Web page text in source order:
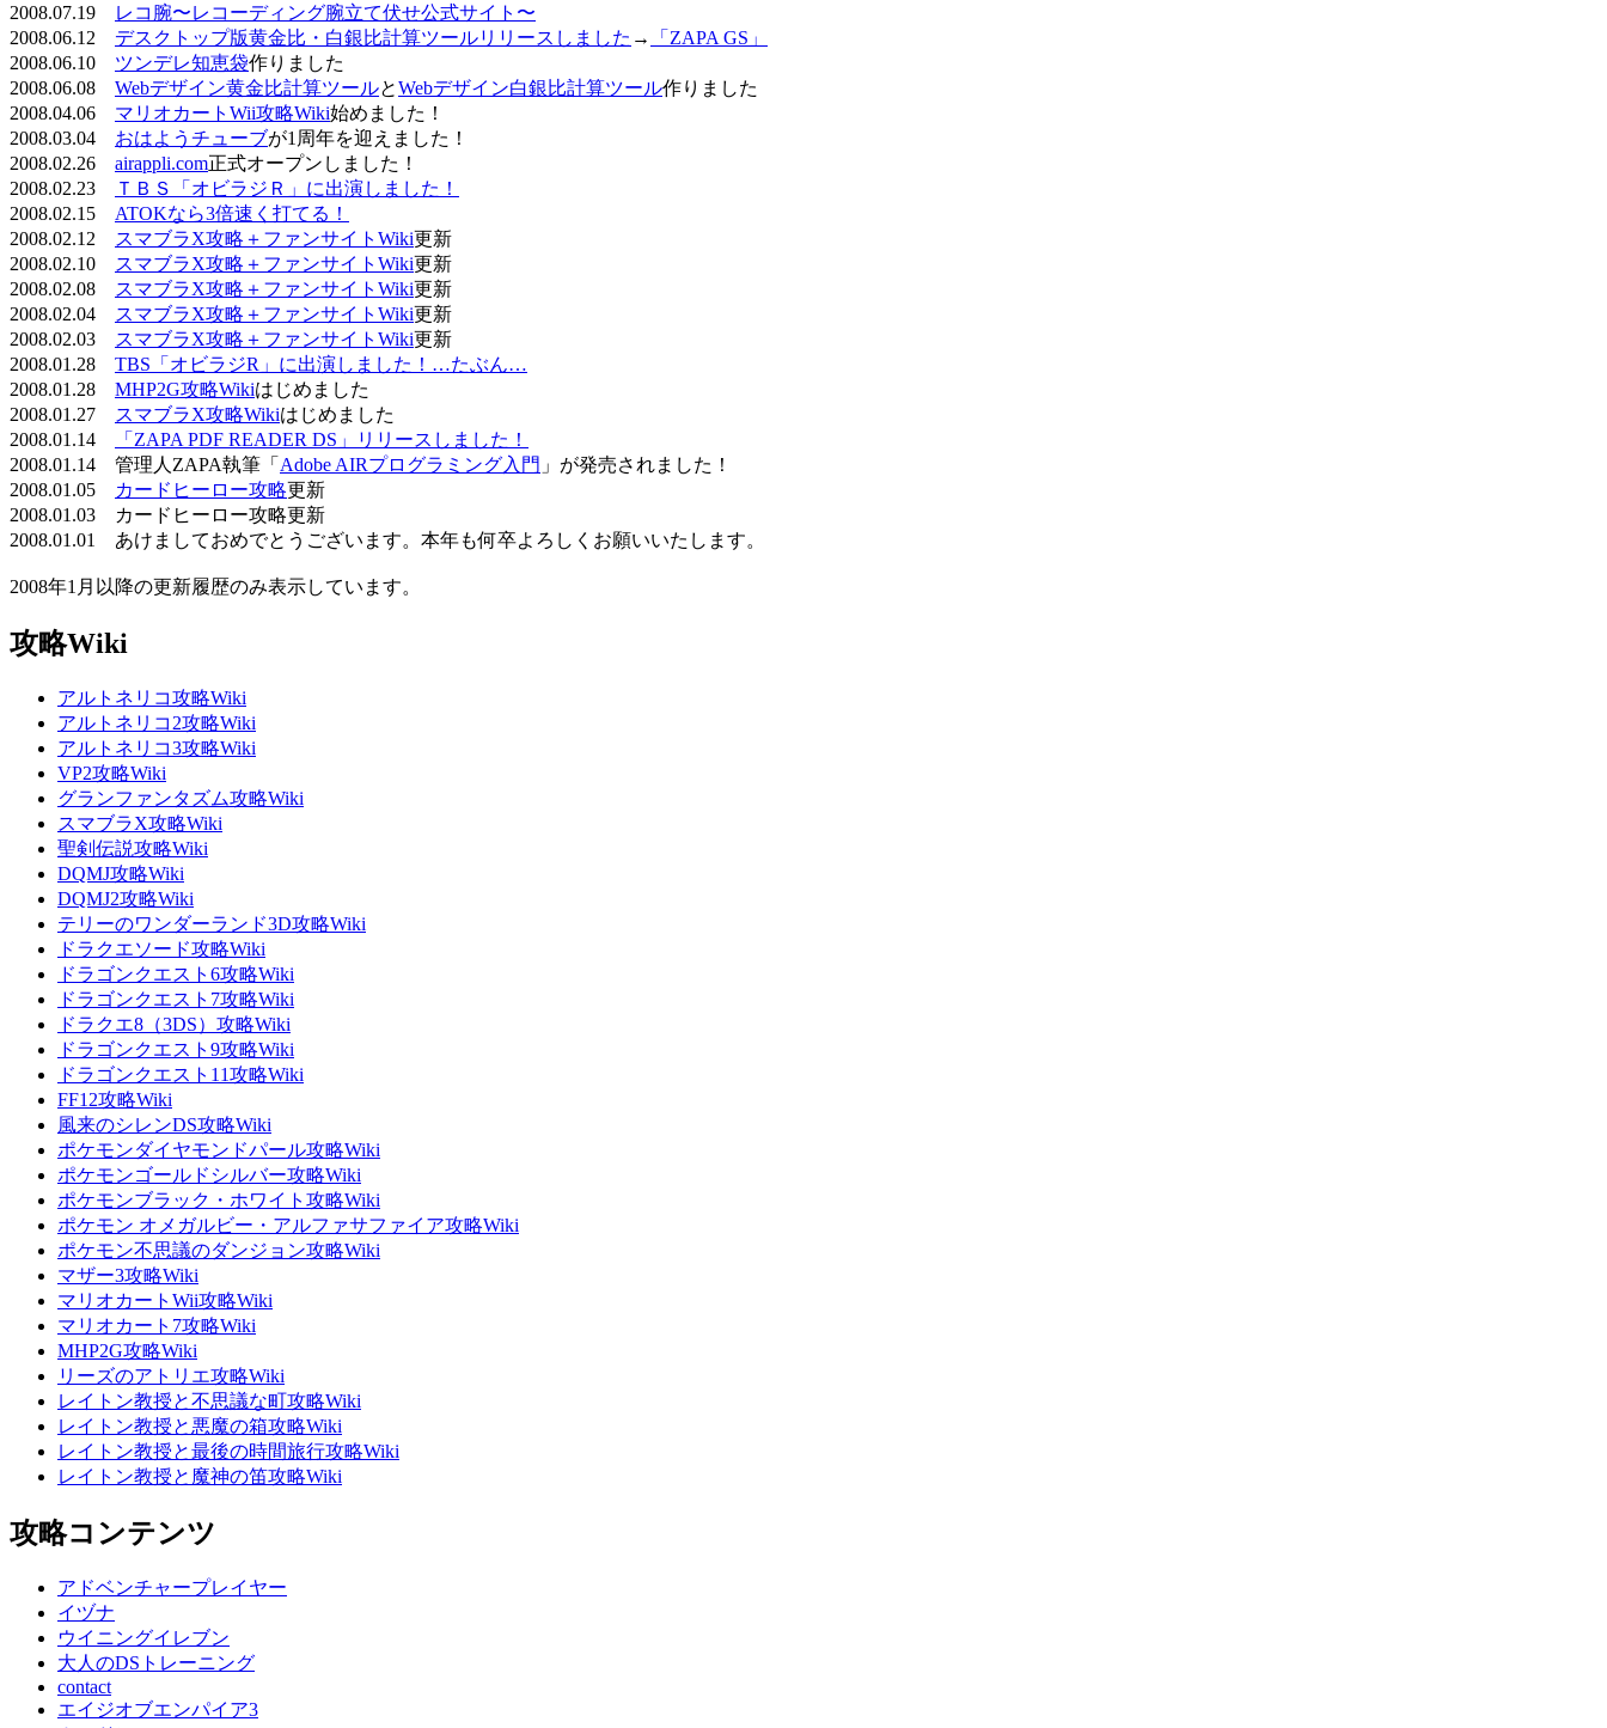
2008.07.19
レコ腕〜レコーディング腕立て伏せ公式サイト〜
2008.06.12 デスクトップ版黄金比・白銀比計算ツールリリースしました →
「ZAPA GS」
2008.06.10 ツンデレ知恵袋作りました
2008.06.08 Webデザイン黄金比計算ツールとWebデザイン白銀比計算ツール作りました
2008.04.06 マリオカートWii攻略Wiki始めました！
2008.03.04 おはようチューブが1周年を迎えました！
2008.02.26 airappli.com正式オープンしました！
2008.02.23
ＴＢＳ「オビラジＲ」に出演しました！
2008.02.15 ATOKなら3倍速く打てる！
2008.02.12
スマブラX攻略＋ファンサイトWiki更新
2008.02.10
スマブラX攻略＋ファンサイトWiki更新
2008.02.08
スマブラX攻略＋ファンサイトWiki更新
2008.02.04
スマブラX攻略＋ファンサイトWiki更新
2008.02.03
スマブラX攻略＋ファンサイトWiki更新
2008.01.28 TBS「オビラジR」に出演しました！…たぶん…
2008.01.28 MHP2G攻略Wikiはじめました
2008.01.27
スマブラX攻略Wikiはじめました
2008.01.14
「ZAPA PDF READER DS」リリースしました！
2008.01.14 管理人ZAPA執筆「 Adobe AIRプログラミング入門 」が発売されました！
2008.01.05
カードヒーロー攻略更新
2008.01.03 カードヒーロー攻略更新
2008.01.01 あけましておめでとうございます。本年も何卒よろしくお願いいたします。
2008年1月以降の更新履歴のみ表示しています。
攻略Wiki
アルトネリコ攻略Wiki
アルトネリコ2攻略Wiki
アルトネリコ3攻略Wiki
VP2攻略Wiki
グランファンタズム攻略Wiki
スマブラX攻略Wiki
聖剣伝説攻略Wiki
DQMJ攻略Wiki
DQMJ2攻略Wiki
テリーのワンダーランド3D攻略Wiki
ドラクエソード攻略Wiki
ドラゴンクエスト6攻略Wiki
ドラゴンクエスト7攻略Wiki
ドラクエ8（3DS）攻略Wiki
ドラゴンクエスト9攻略Wiki
ドラゴンクエスト11攻略Wiki
FF12攻略Wiki
風来のシレンDS攻略Wiki
ポケモンダイヤモンドパール攻略Wiki
ポケモンゴールドシルバー攻略Wiki
ポケモンブラック・ホワイト攻略Wiki
ポケモン オメガルビー・アルファサファイア攻略Wiki
ポケモン不思議のダンジョン攻略Wiki
マザー3攻略Wiki
マリオカートWii攻略Wiki
マリオカート7攻略Wiki
MHP2G攻略Wiki
リーズのアトリエ攻略Wiki
レイトン教授と不思議な町攻略Wiki
レイトン教授と悪魔の箱攻略Wiki
レイトン教授と最後の時間旅行攻略Wiki
レイトン教授と魔神の笛攻略Wiki
攻略コンテンツ
アドベンチャープレイヤー
イヅナ
ウイニングイレブン
大人のDSトレーニング
contact
エイジオブエンパイア3